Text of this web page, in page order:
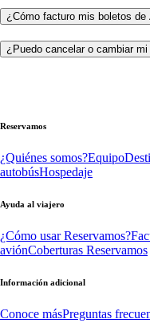
¿Cómo facturo mis boletos de
¿Puedo cancelar o cambiar
Reservamos
¿Quiénes somos?Equipo
autobúsHospedaje
Ayuda al viajero
¿Cómo usar Reservamos?
aviónCoberturas Reservamos
Información adicional
Conoce másPreguntas